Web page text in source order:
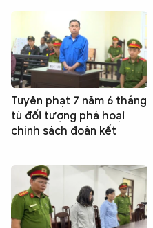
Tuyên phạt 7 năm 6 tháng
tù đối tượng phá hoại
chính sách đoàn kết